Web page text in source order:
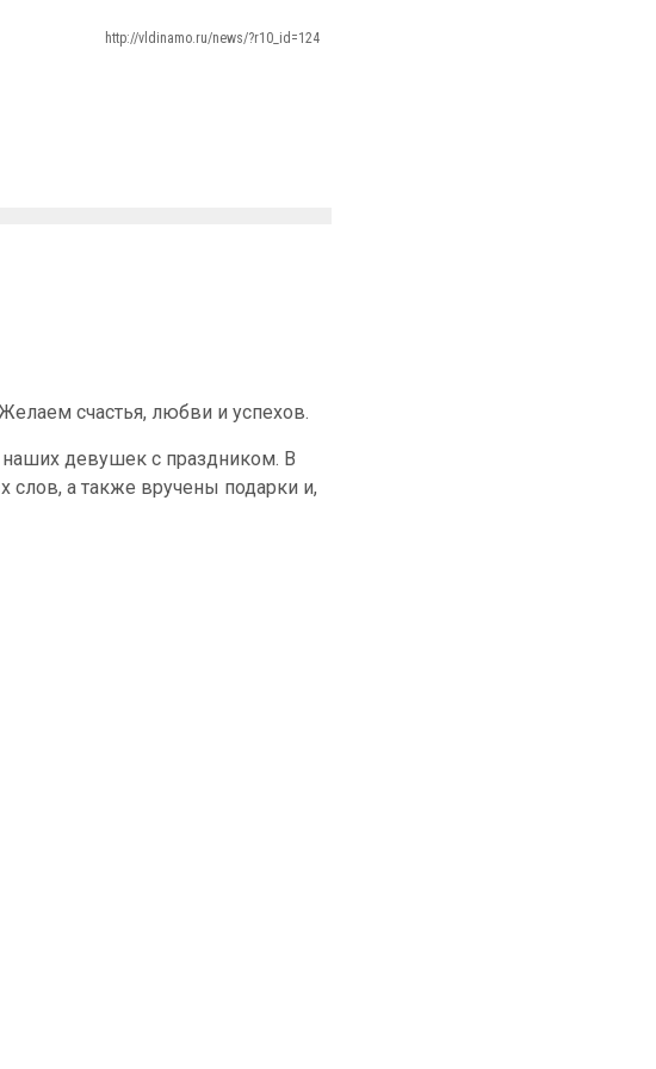
http://vldinamo.ru/news/?r10_id=124
счастья, любви и успехов.
девушек с праздником. В
а также вручены подарки и,